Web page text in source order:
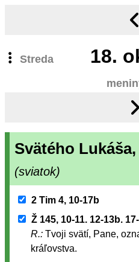
Streda 18.
Svätého
(sviatok)
2 Tim 4, 10-17b
Ž 145, 10-11. 12-13b.
R.: Tvoji svätí, Pane,
kráľovstva.